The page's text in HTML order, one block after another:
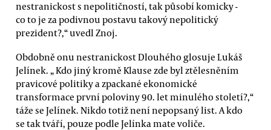
nestranickost s nepolitičností, tak působí komicky -
co to je za podivnou postavu takový nepolitický
prezident?,“ uvedl Znoj.
Obdobně onu nestranickost Dlouhého glosuje Lukáš
Jelínek. „ Kdo jiný kromě Klause zde byl ztělesněním
pravicové politiky a zpackané ekonomické
transformace první poloviny 90. let minulého století?,“
táže se Jelínek. Nikdo totiž není nepopsaný list. A kdo
se tak tváří, pouze podle Jelínka mate voliče.